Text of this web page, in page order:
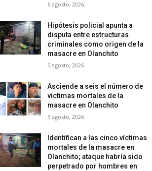
6 agosto, 2026
Hipótesis policial apunta a
disputa entre estructuras
criminales como origen de la
masacre en Olanchito
5 agosto, 2026
Asciende a seis el número de
víctimas mortales de la
masacre en Olanchito
5 agosto, 2026
Identifican a las cinco víctimas
mortales de la masacre en
Olanchito; ataque habría sido
perpetrado por hombres en